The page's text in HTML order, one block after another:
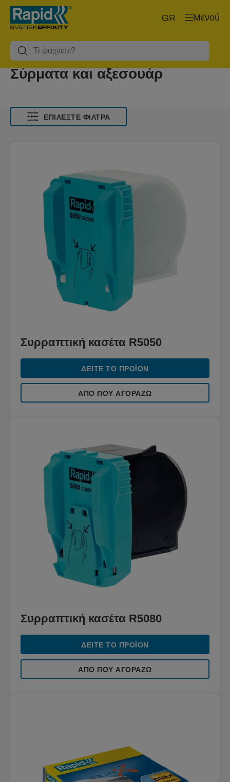
Μενού
GR
Σύρματα και αξεσουάρ
ΕΠΙΛΈΞΤΕ ΦΊΛΤΡΑ
Συρραπτική κασέτα R5050
ΔΕΊΤΕ ΤΟ ΠΡΟΪΌΝ
ΑΠΌ ΠΟΥ ΑΓΟΡΆΖΩ
Συρραπτική κασέτα R5080
ΔΕΊΤΕ ΤΟ ΠΡΟΪΌΝ
ΑΠΌ ΠΟΥ ΑΓΟΡΆΖΩ